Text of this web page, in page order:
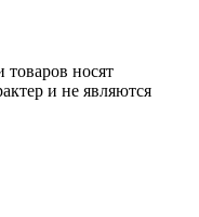
носят
и не являются